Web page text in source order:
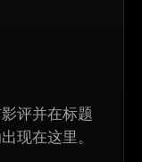
评并在标题
现在这里。